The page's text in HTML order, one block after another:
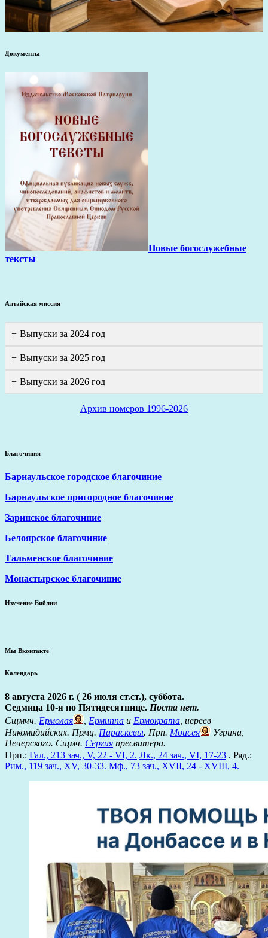
Документы
Новые богослужебные
тексты
Алтайская миссия
Выпуски за 2024 год
Выпуски за 2025 год
Выпуски за 2026 год
Архив номеров 1996-2026
Благочиния
Барнаульское городское благочиние
Барнаульское пригородное благочиние
Заринское благочиние
Белоярское благочиние
Тальменское благочиние
Монастырское благочиние
Изучение Библии
Мы Вконтакте
Календарь
8 августа 2026 г. ( 26 июля ст.ст.), суббота.
Седмица 10-я по Пятидесятнице. Поста нет.
Сщмчч. Ермолая Ермиппа и Ермократа , иереев
Никомидийских. Прмц. Параскевы. Прп. Моисея
Угрина,
Печерского. Сщмч. Сергия пресвитера.
Прп.: Гал., 213 зач., V, 22 - VI, 2. Лк., 24 зач., VI, 17-23 . Ряд.:
Рим., 119 зач., XV, 30-33. Мф., 73 зач., XVII, 24 - XVIII, 4.